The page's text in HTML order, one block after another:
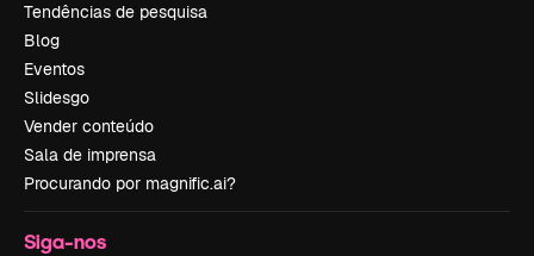
Tendências de pesquisa
Blog
Eventos
Slidesgo
Vender conteúdo
Sala de imprensa
Procurando por magnific.ai?
Siga-nos